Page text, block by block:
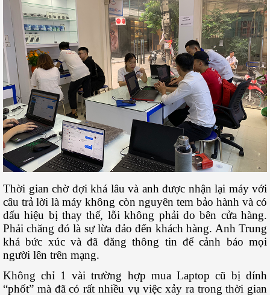
Thời gian chờ đợi khá lâu và anh được nhận lại máy với
câu trả lời là máy không còn nguyên tem bảo hành và có
dấu hiệu bị thay thế, lỗi không phải do bên cửa hàng.
Phải chăng đó là sự lừa đảo đến khách hàng. Anh Trung
khá bức xúc và đã đăng thông tin để cảnh báo mọi
người lên trên mạng.
Không chỉ 1 vài trường hợp mua Laptop cũ bị dính
“phốt” mà đã có rất nhiều vụ việc xảy ra trong thời gian